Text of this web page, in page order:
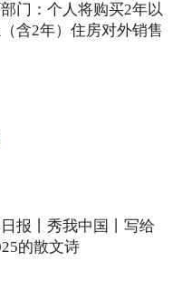
门：个人将购买2年以
含2年）住房对外销售
报丨秀我中国丨写给
的散文诗